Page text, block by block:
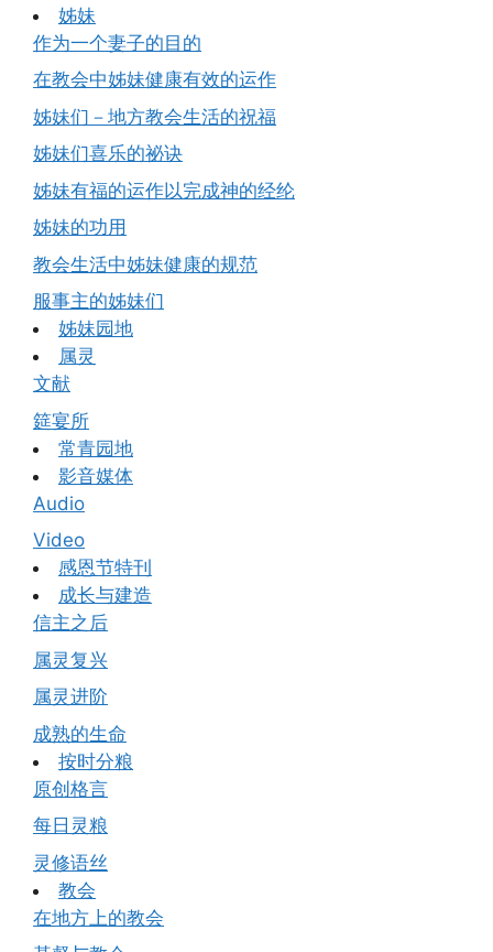
姊妹
作为一个妻子的目的
在教会中姊妹健康有效的运作
姊妹们－地方教会生活的祝福
姊妹们喜乐的祕诀
姊妹有福的运作以完成神的经纶
姊妹的功用
教会生活中姊妹健康的规范
服事主的姊妹们
姊妹园地
属灵
文献
筵宴所
常青园地
影音媒体
Audio
Video
感恩节特刊
成长与建造
信主之后
属灵复兴
属灵进阶
成熟的生命
按时分粮
原创格言
每日灵粮
灵修语丝
教会
在地方上的教会